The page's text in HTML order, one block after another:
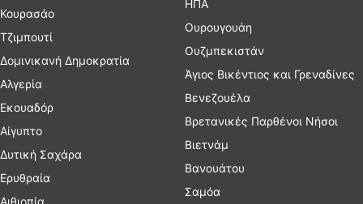
Κουρασάο
Τζιμπουτί
Δομινικανή Δημοκρατία
Αλγερία
Εκουαδόρ
Αίγυπτο
Δυτική Σαχάρα
Ερυθραία
Αιθιοπία
ΗΠΑ
Ουρουγουάη
Ουζμπεκιστάν
Άγιος Βικέντιος και Γρεναδίνες
Βενεζουέλα
Βρετανικές Παρθένοι Νήσοι
Βιετνάμ
Βανουάτου
Σαμόα